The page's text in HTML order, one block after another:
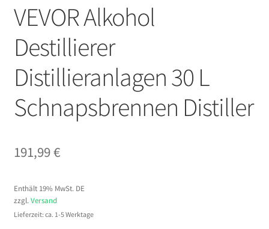
VEVOR Alkohol
Destillierer
Distillieranlagen 30 L
Schnapsbrennen Distiller
191,99€
Enthält 19% MwSt. DE
zzgl. Versand
Lieferzeit: ca. 1-5 Werktage